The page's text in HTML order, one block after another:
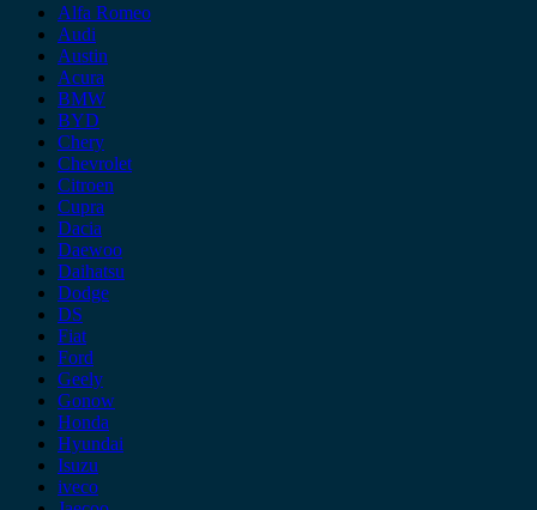
Alfa Romeo
Audi
Austin
Acura
BMW
BYD
Chery
Chevrolet
Citroen
Cupra
Dacia
Daewoo
Daihatsu
Dodge
DS
Fiat
Ford
Geely
Gonow
Honda
Hyundai
Isuzu
iveco